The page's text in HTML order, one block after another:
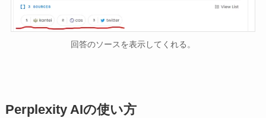
回答のソースを表示してくれる。
Perplexity AIの使い方